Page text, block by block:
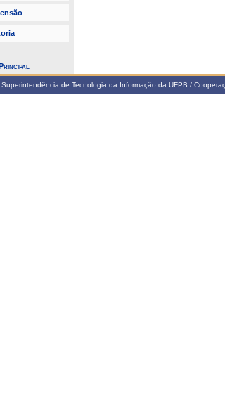
Superintendência de Tecnologia da Informação da UFPB /